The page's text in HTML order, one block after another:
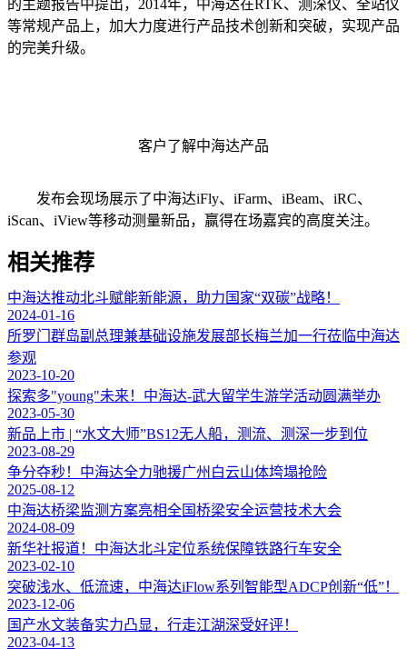
的主题报告中提出，2014年，中海达在RTK、测深仪、全站仪
等常规产品上，加大力度进行产品技术创新和突破，实现产品
的完美升级。
客户了解中海达产品
发布会现场展示了中海达iFly、iFarm、iBeam、iRC、
iScan、iView等移动测量新品，赢得在场嘉宾的高度关注。
相关推荐
中海达推动北斗赋能新能源，助力国家“双碳”战略！
2024-01-16
所罗门群岛副总理兼基础设施发展部长梅兰加一行莅临中海达
参观
2023-10-20
探索多"young"未来！中海达-武大留学生游学活动圆满举办
2023-05-30
新品上市 | “水文大师”BS12无人船，测流、测深一步到位
2023-08-29
争分夺秒！中海达全力驰援广州白云山体垮塌抢险
2025-08-12
中海达桥梁监测方案亮相全国桥梁安全运营技术大会
2024-08-09
新华社报道！中海达北斗定位系统保障铁路行车安全
2023-02-10
突破浅水、低流速，中海达iFlow系列智能型ADCP创新“低”！
2023-12-06
国产水文装备实力凸显，行走江湖深受好评！
2023-04-13